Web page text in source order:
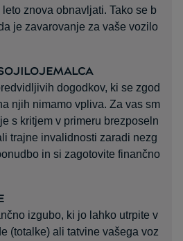
znova obnavljati. Tako se b
je zavarovanje za vaše vozilo
dogodkov, ki se zgod
njih nimamo vpliva. Za vas sm
s kritjem v primeru brezposeln
trajne invalidnosti zaradi nezg
in si zagotovite finančno
izgubo, ki jo lahko utrpite v
(totalke) ali tatvine vašega voz